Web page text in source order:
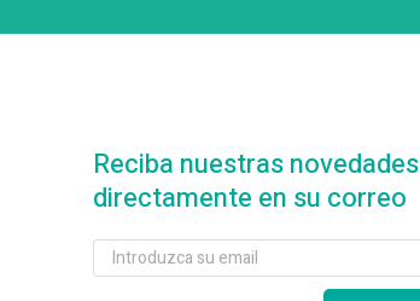
Reciba nuestras novedades
directamente en su correo